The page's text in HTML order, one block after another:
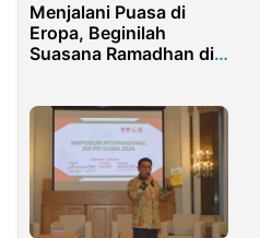
Menjalani Puasa di
Eropa, Beginilah
Suasana Ramadhan di